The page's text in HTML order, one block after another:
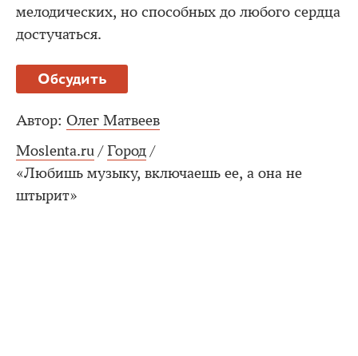
мелодических, но способных до любого сердца
достучаться.
Обсудить
Автор: Олег Матвеев
Moslenta.ru / Город /
«Любишь музыку, включаешь ее, а она не
штырит»